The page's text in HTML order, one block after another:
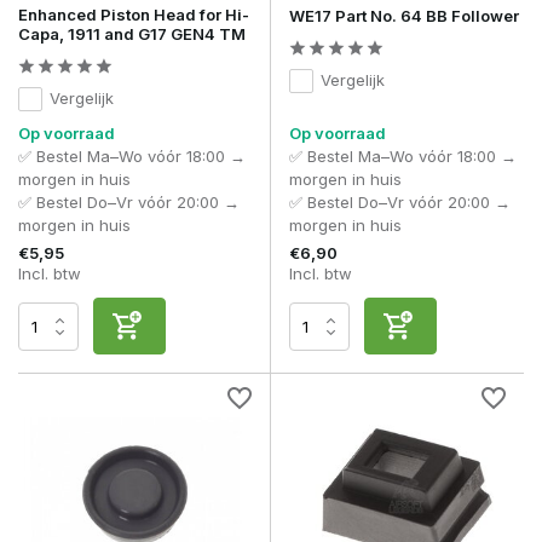
nauwkeurigheid is essentieel.
Verbetert een trigger upgrade mijn prestaties?
Ja, vooral op het gebied van respons en controle.
Waarom verliest mijn GBB vermogen?
Dit kan te maken hebben met slijtage van gas routes, piston
heads of valves.
Met hoogwaardigeGBB spare parts optimaliseer je
betrouwbaarheid, gasbenutting en prestaties van je gas
blowback platform.
Enhanced Piston Head for Hi-
Capa, 1911 and G17 GEN4 TM
Vergelijk
Op voorraad
✅ Bestel Ma–Wo vóór 18:00 →
morgen in huis
✅ Bestel Do–Vr vóór 20:00 →
morgen in huis
€5,95
Incl. btw
WE17 Part No. 64 BB Follower
Vergelijk
Op voorraad
✅ Bestel Ma–Wo vóór 18:00 →
morgen in huis
✅ Bestel Do–Vr vóór 20:00 →
morgen in huis
€6,90
Incl. btw